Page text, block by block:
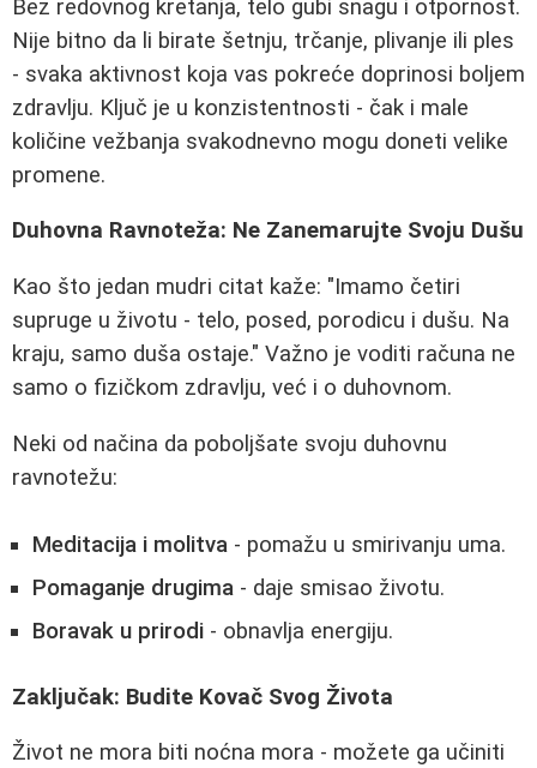
Bez redovnog kretanja, telo gubi snagu i otpornost.
Nije bitno da li birate šetnju, trčanje, plivanje ili ples
- svaka aktivnost koja vas pokreće doprinosi boljem
zdravlju. Ključ je u konzistentnosti - čak i male
količine vežbanja svakodnevno mogu doneti velike
promene.
Duhovna Ravnoteža: Ne Zanemarujte Svoju Dušu
Kao što jedan mudri citat kaže: "Imamo četiri
supruge u životu - telo, posed, porodicu i dušu. Na
kraju, samo duša ostaje." Važno je voditi računa ne
samo o fizičkom zdravlju, već i o duhovnom.
Neki od načina da poboljšate svoju duhovnu
ravnotežu:
Meditacija i molitva - pomažu u smirivanju uma.
Pomaganje drugima - daje smisao životu.
Boravak u prirodi - obnavlja energiju.
Zaključak: Budite Kovač Svog Života
Život ne mora biti noćna mora - možete ga učiniti